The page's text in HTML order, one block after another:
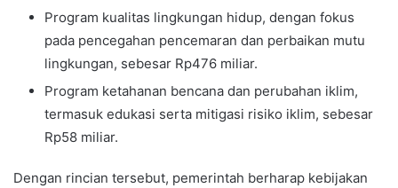
Program kualitas lingkungan hidup, dengan fokus
pada pencegahan pencemaran dan perbaikan mutu
lingkungan, sebesar Rp476 miliar.
Program ketahanan bencana dan perubahan iklim,
termasuk edukasi serta mitigasi risiko iklim, sebesar
Rp58 miliar.
Dengan rincian tersebut, pemerintah berharap kebijakan